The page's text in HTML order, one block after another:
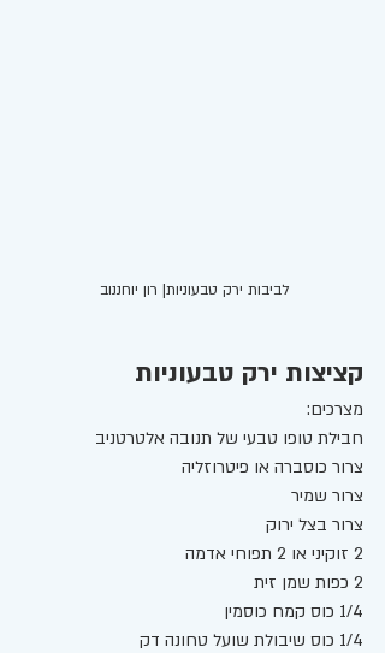
לביבות ירק טבעוניות| רון יוחננוב
קציצות ירק טבעוניות
מצרכים:
חבילת טופו טבעי של תנובה אלטרטניב
צרור כוסברה או פיטרוזליה
צרור שמיר
צרור בצל ירוק
2 זוקיני או 2 תפוחי אדמה
2 כפות שמן זית
1/4 כוס קמח כוסמין
1/4 כוס שיבולת שועל טחונה דק